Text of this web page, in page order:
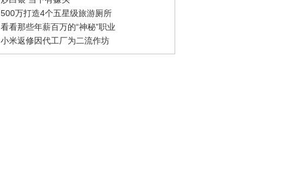
500万打造4个五星级旅游厕所
看看那些年薪百万的“神秘”职业
小米返修因代工厂为二流作坊